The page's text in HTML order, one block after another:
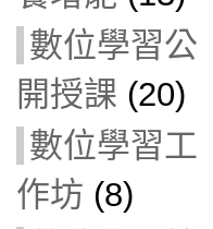
數位學習公
開授課 (20)
數位學習工
作坊 (8)